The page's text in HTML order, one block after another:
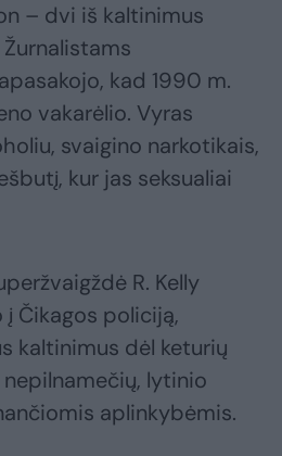
– dvi iš kaltinimus
kad 1990 m.
vakarėlio. Vyras
svaigino narkotikais,
kur jas seksualiai
R. Kelly
Čikagos policiją,
kaltinimus dėl keturių
lytinio
aplinkybėmis.